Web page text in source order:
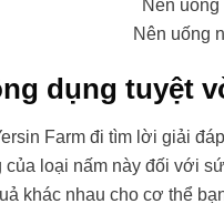
Nên uống
dụng tuyệt
Farm đi tìm lời giải
của loại nấm này đối với
khác nhau cho cơ thể